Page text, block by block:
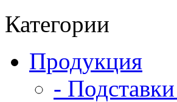
Категории
Продукция
-